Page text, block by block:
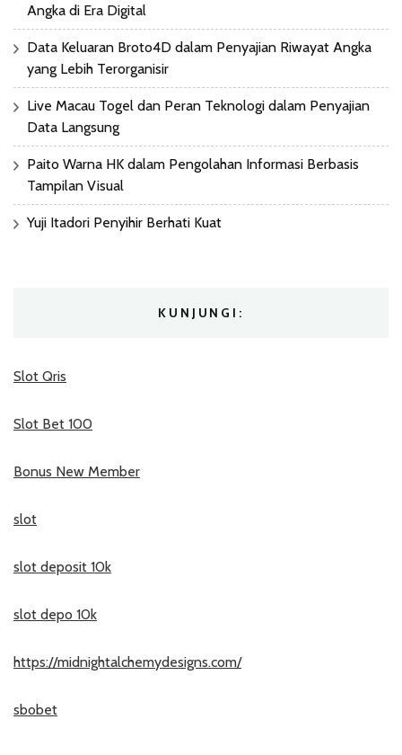
Angka di Era Digital
Data Keluaran Broto4D dalam Penyajian Riwayat Angka
yang Lebih Terorganisir
Live Macau Togel dan Peran Teknologi dalam Penyajian
Data Langsung
Paito Warna HK dalam Pengolahan Informasi Berbasis
Tampilan Visual
Yuji Itadori Penyihir Berhati Kuat
KUNJUNGI:
Slot Qris
Slot Bet 100
Bonus New Member
slot
slot deposit 10k
slot depo 10k
https://midnightalchemydesigns.com/
sbobet